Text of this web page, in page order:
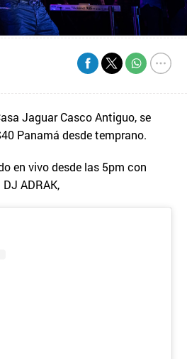
Jaguar Casco Antiguo, se
Panamá desde temprano.
en vivo desde las 5pm con
ADRAK,